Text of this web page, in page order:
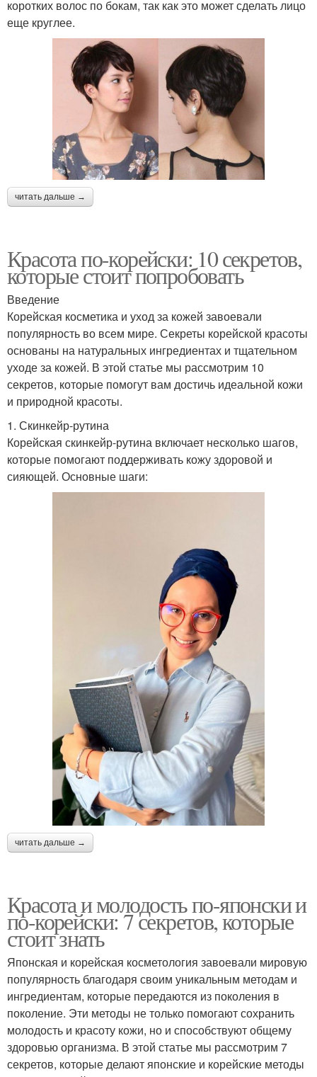
коротких волос по бокам, так как это может сделать лицо
еще круглее.
читать дальше →
Красота по-корейски: 10 секретов,
которые стоит попробовать
Введение
Корейская косметика и уход за кожей завоевали
популярность во всем мире. Секреты корейской красоты
основаны на натуральных ингредиентах и тщательном
уходе за кожей. В этой статье мы рассмотрим 10
секретов, которые помогут вам достичь идеальной кожи
и природной красоты.
1. Скинкейр-рутина
Корейская скинкейр-рутина включает несколько шагов,
которые помогают поддерживать кожу здоровой и
сияющей. Основные шаги:
читать дальше →
Красота и молодость по-японски и
по-корейски: 7 секретов, которые
стоит знать
Японская и корейская косметология завоевали мировую
популярность благодаря своим уникальным методам и
ингредиентам, которые передаются из поколения в
поколение. Эти методы не только помогают сохранить
молодость и красоту кожи, но и способствуют общему
здоровью организма. В этой статье мы рассмотрим 7
секретов, которые делают японские и корейские методы